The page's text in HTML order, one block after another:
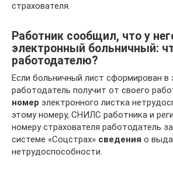
страхователя.
Работник сообщил, что у
электронный больничный:
работодателю?
Если больничный лист сформирован в
работодатель получит от своего
номер электронного листка
этому номеру, СНИЛС работника и
номеру страхователя работодатель
системе «Соцстрах» сведения о
нетрудоспособности.